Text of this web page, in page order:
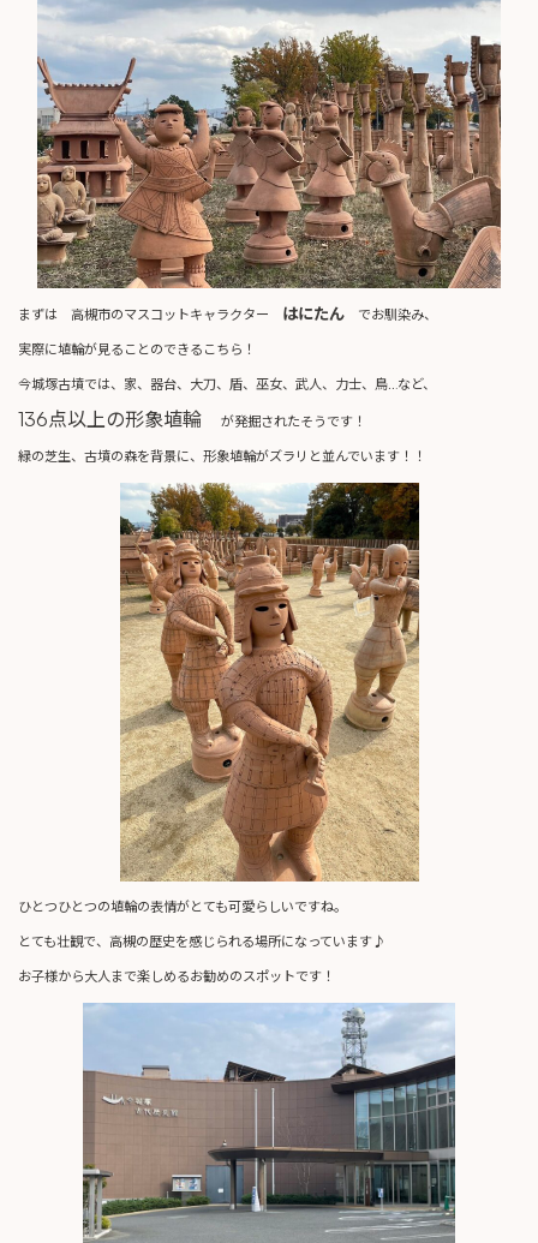
まずは 高槻市のマスコットキャラクター はにたん でお馴染み、
実際に埴輪が見ることのできるこちら！
今城塚古墳では、家、器台、大刀、盾、巫女、武人、力士、鳥…など、
136点以上の形象埴輪 が発掘されたそうです！
緑の芝生、古墳の森を背景に、形象埴輪がズラリと並んでいます！！
ひとつひとつの埴輪の表情がとても可愛らしいですね。
とても壮観で、高槻の歴史を感じられる場所になっています♪
お子様から大人まで楽しめるお勧めのスポットです！